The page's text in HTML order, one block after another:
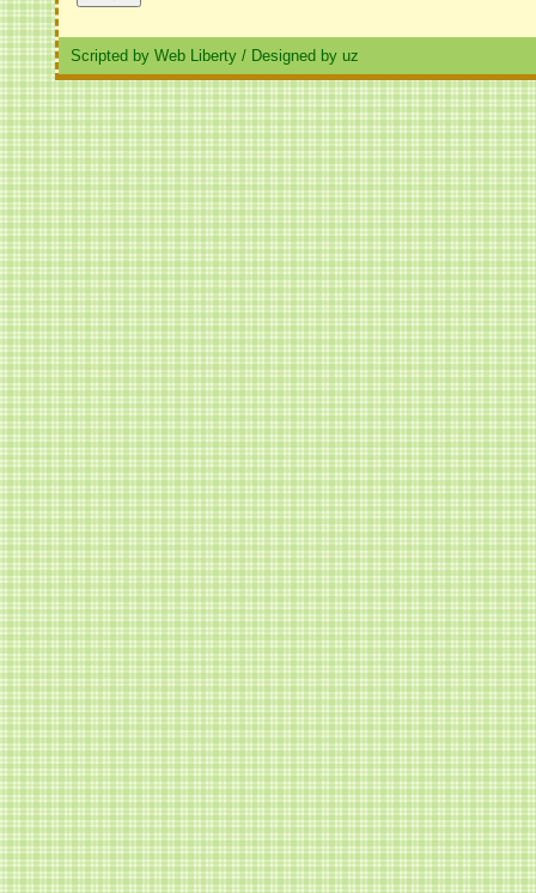
Scripted by Web Liberty / Designed by uz